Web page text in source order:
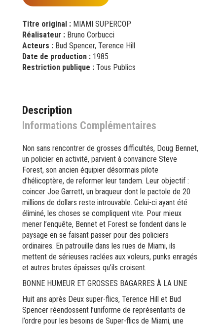
Titre original : MIAMI SUPERCOP
Réalisateur : Bruno Corbucci
Acteurs : Bud Spencer, Terence Hill
Date de production : 1985
Restriction publique : Tous Publics
Description
Informations Complémentaires
Non sans rencontrer de grosses difficultés, Doug Bennet,
un policier en activité, parvient à convaincre Steve
Forest, son ancien équipier désormais pilote
d’hélicoptère, de reformer leur tandem. Leur objectif :
coincer Joe Garrett, un braqueur dont le pactole de 20
millions de dollars reste introuvable. Celui-ci ayant été
éliminé, les choses se compliquent vite. Pour mieux
mener l’enquête, Bennet et Forest se fondent dans le
paysage en se faisant passer pour des policiers
ordinaires. En patrouille dans les rues de Miami, ils
mettent de sérieuses raclées aux voleurs, punks enragés
et autres brutes épaisses qu’ils croisent.
BONNE HUMEUR ET GROSSES BAGARRES À LA UNE
Huit ans après Deux super-flics, Terence Hill et Bud
Spencer réendossent l’uniforme de représentants de
l’ordre pour les besoins de Super-flics de Miami, une